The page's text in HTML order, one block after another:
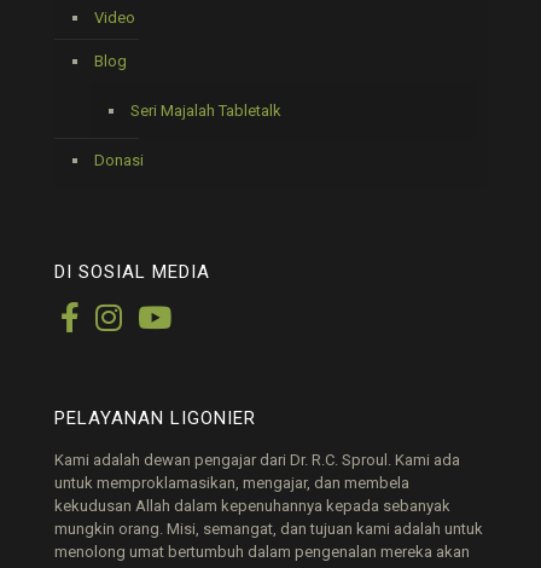
Video
Blog
Seri Majalah Tabletalk
Donasi
DI SOSIAL MEDIA
PELAYANAN LIGONIER
Kami adalah dewan pengajar dari Dr. R.C. Sproul. Kami ada
untuk memproklamasikan, mengajar, dan membela
kekudusan Allah dalam kepenuhannya kepada sebanyak
mungkin orang. Misi, semangat, dan tujuan kami adalah untuk
menolong umat bertumbuh dalam pengenalan mereka akan